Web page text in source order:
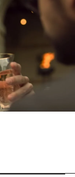
El juego del calamar